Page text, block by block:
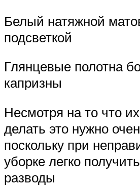
Белый натяжной
подсветкой
Глянцевые полотна
капризны
Несмотря на то что
делать это нужно
поскольку при
уборке легко
разводы